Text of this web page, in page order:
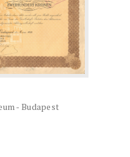
- Budapest